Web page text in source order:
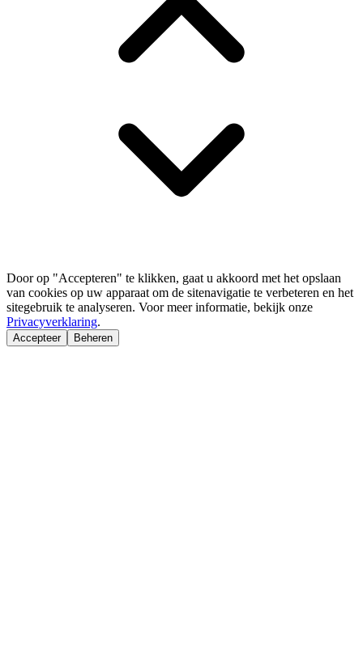
Door op "Accepteren" te klikken, gaat u akkoord met het opslaan
van cookies op uw apparaat om de sitenavigatie te verbeteren en het
sitegebruik te analyseren. Voor meer informatie, bekijk onze
Privacyverklaring.
Accepteer Beheren